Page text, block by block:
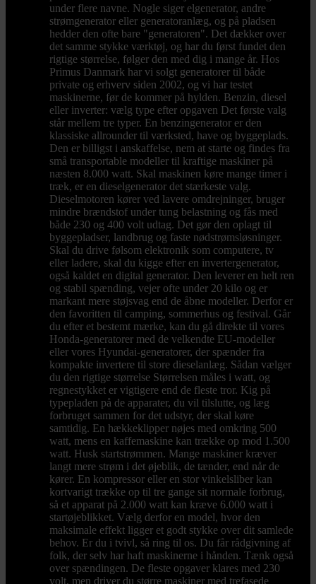
under flere navne. Nogle siger elgenerator, andre
strømgenerator eller generatoranlæg, og på pladsen
hedder den ofte bare "generatoren". Det dækker over
det samme stykke værktøj, og har du først fundet den
rigtige størrelse, følger den med dig i mange år. Hos
Primus Danmark har vi solgt generatorer til både
private og erhverv siden 2002, og vi har testet
maskinerne, før de kommer på hylden. Benzin, diesel
eller inverter: vælg type efter opgaven Det første valg
står mellem tre typer. En benzingenerator er den
klassiske allrounder til værksted, have og byggeplads.
Den er billigst i anskaffelse, nem at starte og findes fra
små transportable modeller til kraftige maskiner på
næsten 8.000 watt. Skal maskinen køre mange timer i
træk, er en dieselgenerator det stærkeste valg.
Dieselmotoren kører ved lavere omdrejninger, bruger
mindre brændstof under tung belastning og fås med
både 230 og 400 volt udtag. Det gør den oplagt til
byggepladser, landbrug og faste nødstrømsløsninger.
Skal du drive følsom elektronik som computere, tv
eller ladere, skal du kigge efter en invertergenerator,
også kaldet en digital generator. Den leverer en helt ren
og stabil spænding, vejer ofte under 20 kilo og er
markant mere støjsvag end de åbne modeller. Derfor er
den favoritten til camping, sommerhus og festival. Går
du efter et bestemt mærke, kan du gå direkte til vores
Honda-generatorer med de velkendte EU-modeller
eller vores Hyundai-generatorer, der spænder fra
kompakte invertere til store dieselanlæg. Sådan vælger
du den rigtige størrelse Størrelsen måles i watt, og
regnestykket er vigtigere end de fleste tror. Kig på
typepladen på de apparater, du vil tilslutte, og læg
forbruget sammen for det udstyr, der skal køre
samtidig. En hækkeklipper nøjes med omkring 500
watt, mens en kaffemaskine kan trække op mod 1.500
watt. Husk startstrømmen. Mange maskiner kræver
langt mere strøm i det øjeblik, de tænder, end når de
kører. En kompressor eller en stor vinkelsliber kan
kortvarigt trække op til tre gange sit normale forbrug,
så et apparat på 2.000 watt kan kræve 6.000 watt i
startøjeblikket. Vælg derfor en model, hvor den
maksimale effekt ligger et godt stykke over dit samlede
behov. Er du i tvivl, så ring til os. Du får rådgivning af
folk, der selv har haft maskinerne i hånden. Tænk også
over spændingen. De fleste opgaver klares med 230
volt, men driver du større maskiner med trefasede